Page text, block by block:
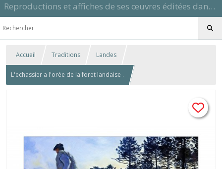
Reproductions et affiches de ses œuvres éditées dans son atelier sur papier ou toile dans différents formats et signées manuscrite
Accueil Traditions Landes
L'echassier a l'orée de la foret landaise .